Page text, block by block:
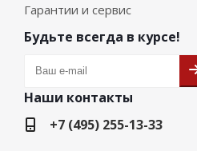
Гарантии и сервис
Будьте всегда в курсе!
Наши контакты
+7 (495) 255-13-33